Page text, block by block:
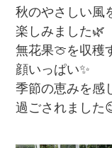
秋のやさしい風
楽しみました🌿
無花果🍈を収穫
顔いっぱい✨
季節の恵みを感
過ごされました